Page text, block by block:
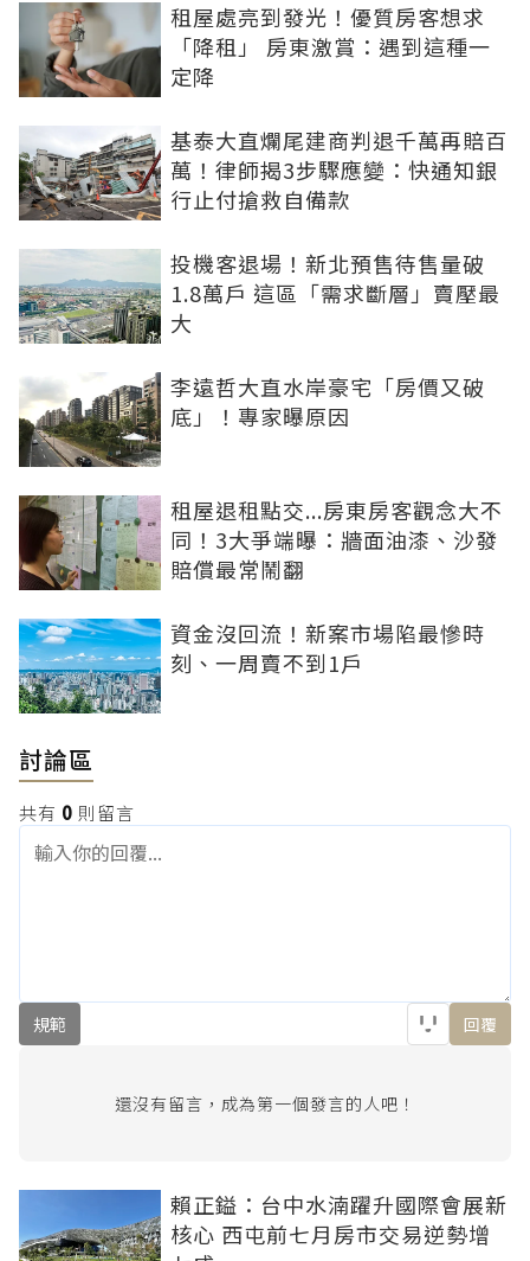
租屋處亮到發光！優質房客想求
「降租」 房東激賞：遇到這種一
定降
基泰大直爛尾建商判退千萬再賠百
萬！律師揭3步驟應變：快通知銀
行止付搶救自備款
投機客退場！新北預售待售量破
1.8萬戶 這區「需求斷層」賣壓最
大
李遠哲大直水岸豪宅「房價又破
底」！專家曝原因
租屋退租點交...房東房客觀念大不
同！3大爭端曝：牆面油漆、沙發
賠償最常鬧翻
資金沒回流！新案市場陷最慘時
刻、一周賣不到1戶
討論區
共有 0 則留言
規範 回覆
還沒有留言，成為第一個發言的人吧！
賴正鎰：台中水湳躍升國際會展新
核心 西屯前七月房市交易逆勢增